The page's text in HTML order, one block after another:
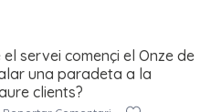
servei començi el Onze de
una paradeta a la
clients?